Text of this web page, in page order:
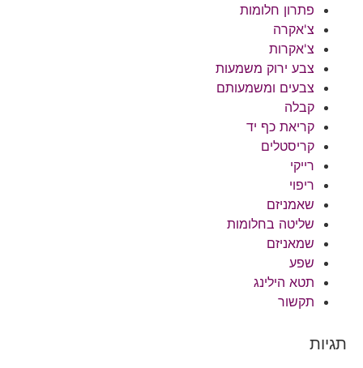
פתרון חלומות
צ'אקרה
צ'אקרות
צבע ירוק משמעות
צבעים ומשמעותם
קבלה
קריאת כף יד
קריסטלים
רייקי
ריפוי
שאמניזם
שליטה בחלומות
שמאניזם
שפע
תטא הילינג
תקשור
תגיות